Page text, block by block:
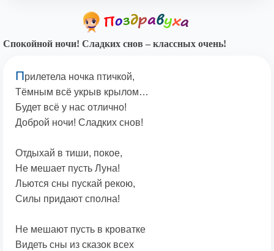
Спокойной ночи! Сладких снов – классных очень!
Прилетела ночка птичкой,
Тёмным всё укрыв крылом…
Будет всё у нас отлично!
Доброй ночи! Сладких снов!
Отдыхай в тиши, покое,
Не мешает пусть Луна!
Льются сны пускай рекою,
Силы придают сполна!
Не мешают пусть в кроватке
Видеть сны из сказок всех